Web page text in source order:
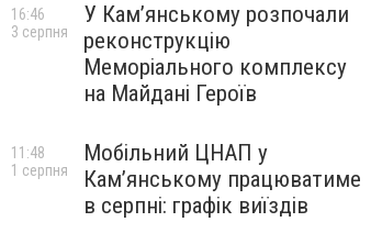
У Кам’янському розпочали
реконструкцію
Меморіального комплексу
на Майдані Героїв
16:46
3 серпня
Мобільний ЦНАП у
Кам’янському працюватиме
в серпні: графік виїздів
11:48
1 серпня